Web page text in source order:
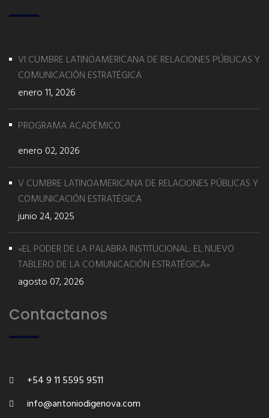
VI CUMBRE LATINOAMERICANA DE RELACIONES PÚBLICAS Y
COMUNICACIÓN ESTRATÉGICA
enero 11, 2026
PROGRAMA ACADÉMICO
enero 02, 2026
V CUMBRE LATINOAMERICANA DE RELACIONES PÚBLICAS Y
COMUNICACIÓN ESTRATÉGICA
junio 24, 2025
«EL PODER DE LA PALABRA INSTITUCIONAL: EL NUEVO
TABLERO DE LA COMUNICACIÓN ESTRATÉGICA»
agosto 07, 2026
Contactanos
+54 9 11 5595 9511
info@antoniodigenova.com